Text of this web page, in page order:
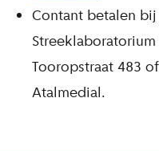
Contant betalen
Tooropstraat 483
Atalmedial.